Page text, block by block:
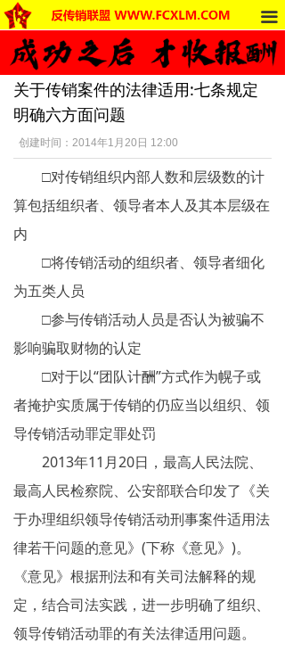
끀
首页
法律法规
反传销动态
受害者讲述
反传销杂谈
死人事件
传销的种类
南派传销
北派传销
精神传销
求助专区
大学生专栏
传销骗术
关于传销案件的法律适用:七条规定
明确六方面问题
创建时间： 2014年1月20日 12:00
□对传销组织内部人数和层级数的计
算包括组织者、领导者本人及其本层级在
内
□将传销活动的组织者、领导者细化
为五类人员
□参与传销活动人员是否认为被骗不
影响骗取财物的认定
□对于以“团队计酬”方式作为幌子或
者掩护实质属于传销的仍应当以组织、领
导传销活动罪定罪处罚
2013年11月20日，最高人民法院、
最高人民检察院、公安部联合印发了《关
于办理组织领导传销活动刑事案件适用法
律若干问题的意见》(下称《意见》)。
《意见》根据刑法和有关司法解释的规
定，结合司法实践，进一步明确了组织、
领导传销活动罪的有关法律适用问题。